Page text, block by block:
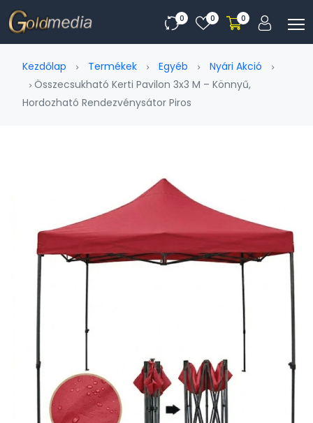
0 0 0
Kezdőlap Termékek Egyéb
Nyári Akció
Összecsukható Kerti Pavilon 3x3 M – Könnyű,
Hordozható Rendezvénysátor Piros